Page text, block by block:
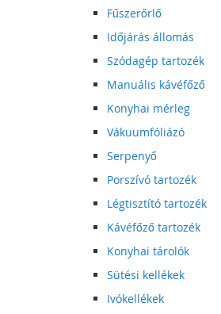
Fűszerőrlő
Időjárás állomás
Szódagép tartozék
Manuális kávéfőző
Konyhai mérleg
Vákuumfóliázó
Serpenyő
Porszívó tartozék
Légtisztító tartozék
Kávéfőző tartozék
Konyhai tárolók
Sütési kellékek
Ivókellékek